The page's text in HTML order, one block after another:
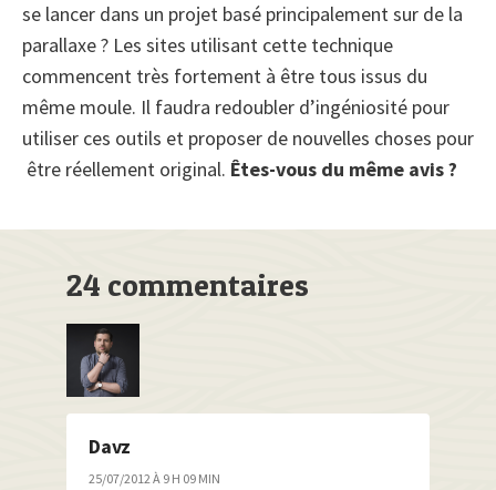
se lancer dans un projet basé principalement sur de la
parallaxe ? Les sites utilisant cette technique
commencent très fortement à être tous issus du
même moule. Il faudra redoubler d’ingéniosité pour
utiliser ces outils et proposer de nouvelles choses pour
être réellement original. Êtes-vous du même avis ?
24 commentaires
Davz
25/07/2012 À 9 H 09 MIN